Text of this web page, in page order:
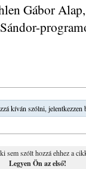
Gábor
kíván szólni, jelentkezzen
sem szólt hozzá ehhez a
Legyen Ön az első!